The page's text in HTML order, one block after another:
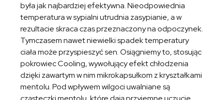
była jak najbardziej efektywna. Nieodpowiednia
temperatura w sypialni utrudnia zasypianie, a w
rezultacie skraca czas przeznaczony na odpoczynek.
Tymczasem nawet niewielki spadek temperatury
ciała może przyspieszyć sen. Osiągniemy to, stosując
pokrowiec Cooling, wywołujący efekt chłodzenia
dzięki zawartym w nim mikrokapsułkom z kryształkami
mentolu. Pod wpływem wilgoci uwalniane są